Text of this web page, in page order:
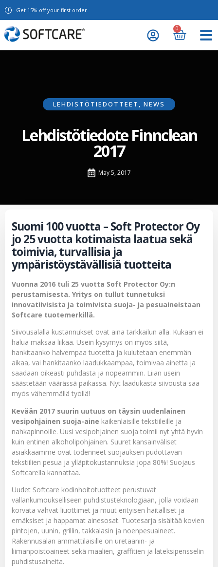
Get 15% off your first order.
0
LEHDISTÖTIEDOTTEET , NEWS
Lehdistötiedote Finnclean
2017
May 5, 2017
Suomi 100 vuotta – Soft Protector Oy
jo 25 vuotta kotimaista laatua sekä
toimivia, turvallisia ja
ympäristöystävällisiä tuotteita
Vuonna 2016 tuli 25 vuotta Soft Protector Oy:n
perustamisesta. Yritys on tullut tunnetuksi
innovatiivisista ja toimivista suoja- ja pesuaineistaan
Softcare tuotemerkillä.
Siivousalalla kustannukset ovat aina tarkkailun alla. Kukaan ei
halua maksaa liikaa. Usein kysymys on myös siitä,
hankitaanko halvempaa tuotetta ja kulutetaan enemmän
aikaa, vai hankitaanko laadukkaampaa, toimivaa ainetta ja
saadaan oikeasti puhdasta ja nopeammin. Liian usein
säästetään väärässä paikassa. Nyt laadukasta siivousta saa
myös vähemmällä työllä!
Kevään 2017 suurin uutuus on täysin uudenlainen
vesipohjainen suoja-aine kaikenlaisille tekstiileille ja
nahkapinnoille. Uusi vesipohjainen suoja toimii nyt yhtä hyvin
kuin entinen alkoholipohjainen. Suuret kansainväliset
asiakkaamme ovat todenneet suojauksen pudottavan
tekstiilien pesua ja ylläpitokustannuksia jopa 80%! Suojaus
Softcarella kannattaa.
Uudet Softcare kodinhoitotuotteet perustuvat
vallankumoukselliseen puhdistusteknologiaan, jolla voidaan
korvata vahvat liuottimet ja muut erityisen haitalliset ja
emäksiset ja happamat ainesosat. Tuotesarja sisältää kovien
pintojen, uunin, grillin, takkalasin ja noenpesuaineet.
Rakennusalan ammattilaisille on uretaanin- ja
liimanpoistoaineet sekä maalien, graffitien ja lateksipensselin
puhdistusaineita.